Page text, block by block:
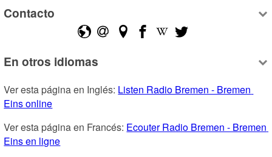
Contacto
En otros idiomas
Ver esta página en Inglés: Listen Radio Bremen - Bremen
Eins online
Ver esta página en Francés: Ecouter Radio Bremen - Bremen
Eins en ligne